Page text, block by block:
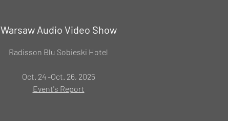
Warsaw Audio Video Show
Radisson Blu Sobieski Hotel
Oct. 24 -Oct. 26, 2025
Event's Report